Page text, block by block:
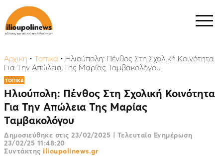
Αρχική • Τοπικά • Ηλιούπολη: Πένθος Στη Σχολική Κοινότητα
Για Την Απώλεια Της Μαρίας Ταμβακολόγου
ΤΟΠΙΚΑ
Ηλιούπολη: Πένθος Στη Σχολική Κοινότητα
Για Την Απώλεια Της Μαρίας
Ταμβακολόγου
Δημοσιεύθηκε στις 23/02/2025 | Τελευταία Ενημέρωση
23/02/25 11:48:20
Συντάκτης ilioupolinews.gr